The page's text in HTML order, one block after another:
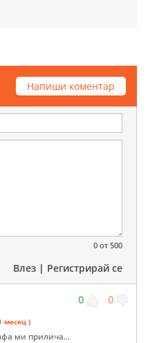
Напиши коментар
0 от 500
Влез | Регистрирай се
0 0
месец )
ми прилича...